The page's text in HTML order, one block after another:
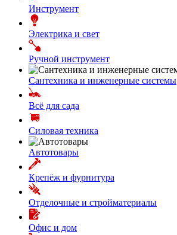
Инструмент
Электрика и свет
Ручной инструмент
Сантехника и инженерные системы
Всё для сада
Силовая техника
Автотовары
Крепёж и фурнитура
Отделочные и стройматериалы
Офис и дом